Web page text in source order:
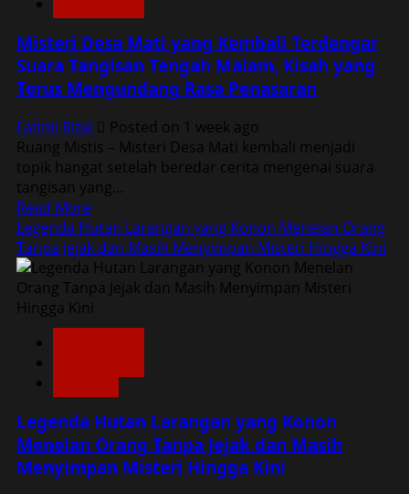
Tak
Berani
Mendekat
Misteri Desa Mati yang Kembali Terdengar
Suara Tangisan Tengah Malam, Kisah yang
Terus Mengundang Rasa Penasaran
Fahmi Rizal
Posted on 1 week ago
Ruang Mistis – Misteri Desa Mati kembali menjadi
topik hangat setelah beredar cerita mengenai suara
tangisan yang...
Read MoreRead
more
about
Misteri
Desa
yang
Tengah
Malam,
Kisah
Legenda Hutan Larangan yang Konon Menelan Orang
Tanpa Jejak dan Masih Menyimpan Misteri Hingga Kini
Legenda Hutan Larangan yang Konon
Menelan Orang Tanpa Jejak dan Masih
Menyimpan Misteri Hingga Kini